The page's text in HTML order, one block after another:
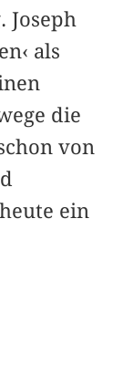
als
die
von
ein